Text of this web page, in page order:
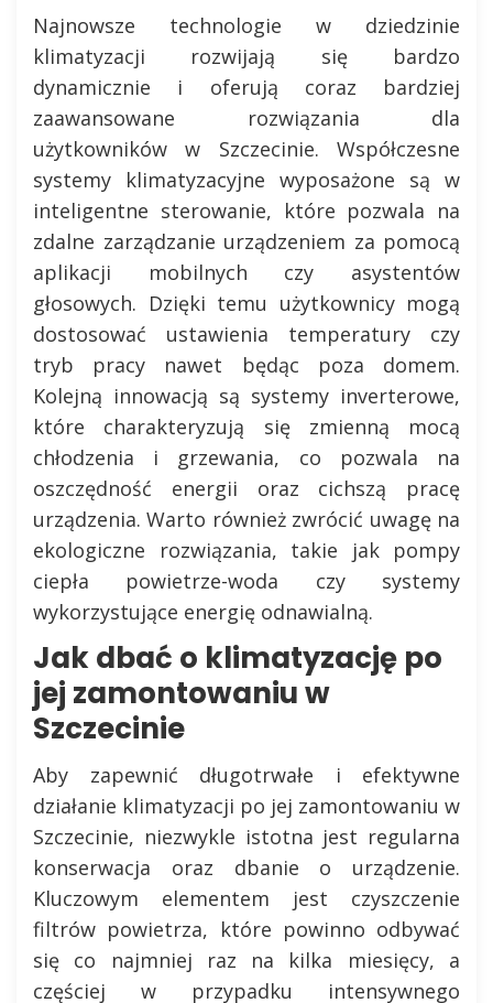
Najnowsze technologie w dziedzinie
klimatyzacji rozwijają się bardzo
dynamicznie i oferują coraz bardziej
zaawansowane rozwiązania dla
użytkowników w Szczecinie. Współczesne
systemy klimatyzacyjne wyposażone są w
inteligentne sterowanie, które pozwala na
zdalne zarządzanie urządzeniem za pomocą
aplikacji mobilnych czy asystentów
głosowych. Dzięki temu użytkownicy mogą
dostosować ustawienia temperatury czy
tryb pracy nawet będąc poza domem.
Kolejną innowacją są systemy inverterowe,
które charakteryzują się zmienną mocą
chłodzenia i grzewania, co pozwala na
oszczędność energii oraz cichszą pracę
urządzenia. Warto również zwrócić uwagę na
ekologiczne rozwiązania, takie jak pompy
ciepła powietrze-woda czy systemy
wykorzystujące energię odnawialną.
Jak dbać o klimatyzację po
jej zamontowaniu w
Szczecinie
Aby zapewnić długotrwałe i efektywne
działanie klimatyzacji po jej zamontowaniu w
Szczecinie, niezwykle istotna jest regularna
konserwacja oraz dbanie o urządzenie.
Kluczowym elementem jest czyszczenie
filtrów powietrza, które powinno odbywać
się co najmniej raz na kilka miesięcy, a
częściej w przypadku intensywnego